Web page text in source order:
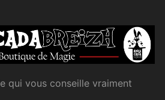
qui vous conseille vraiment